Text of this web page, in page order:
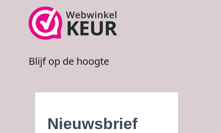
Blijf op de hoogte
Nieuwsbrief